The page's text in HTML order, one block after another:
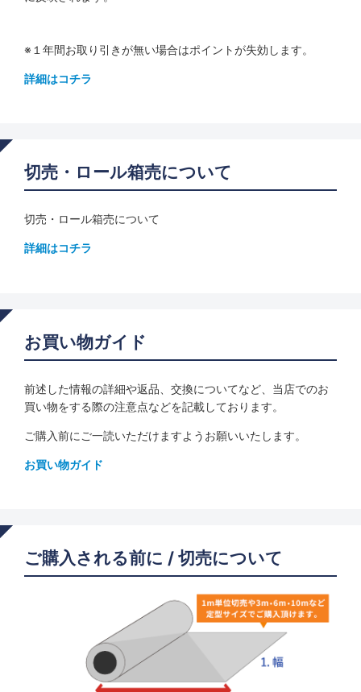
※１年間お取り引きが無い場合はポイントが失効します。
詳細はコチラ
切売・ロール箱売について
切売・ロール箱売について
詳細はコチラ
お買い物ガイド
前述した情報の詳細や返品、交換についてなど、当店でのお
買い物をする際の注意点などを記載しております。
ご購入前にご一読いただけますようお願いいたします。
お買い物ガイド
ご購入される前に / 切売について